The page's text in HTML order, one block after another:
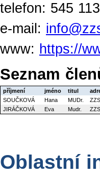
telefon: 545
e-mail:
www: https://
Seznam
příjmení jméno titul
SOUČKOVÁ
Hana MUDr.
JIRÁČKOVÁ
Eva Mudr.
Oblastní